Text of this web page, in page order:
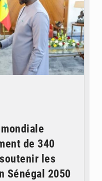
de 340
les
Sénégal 2050